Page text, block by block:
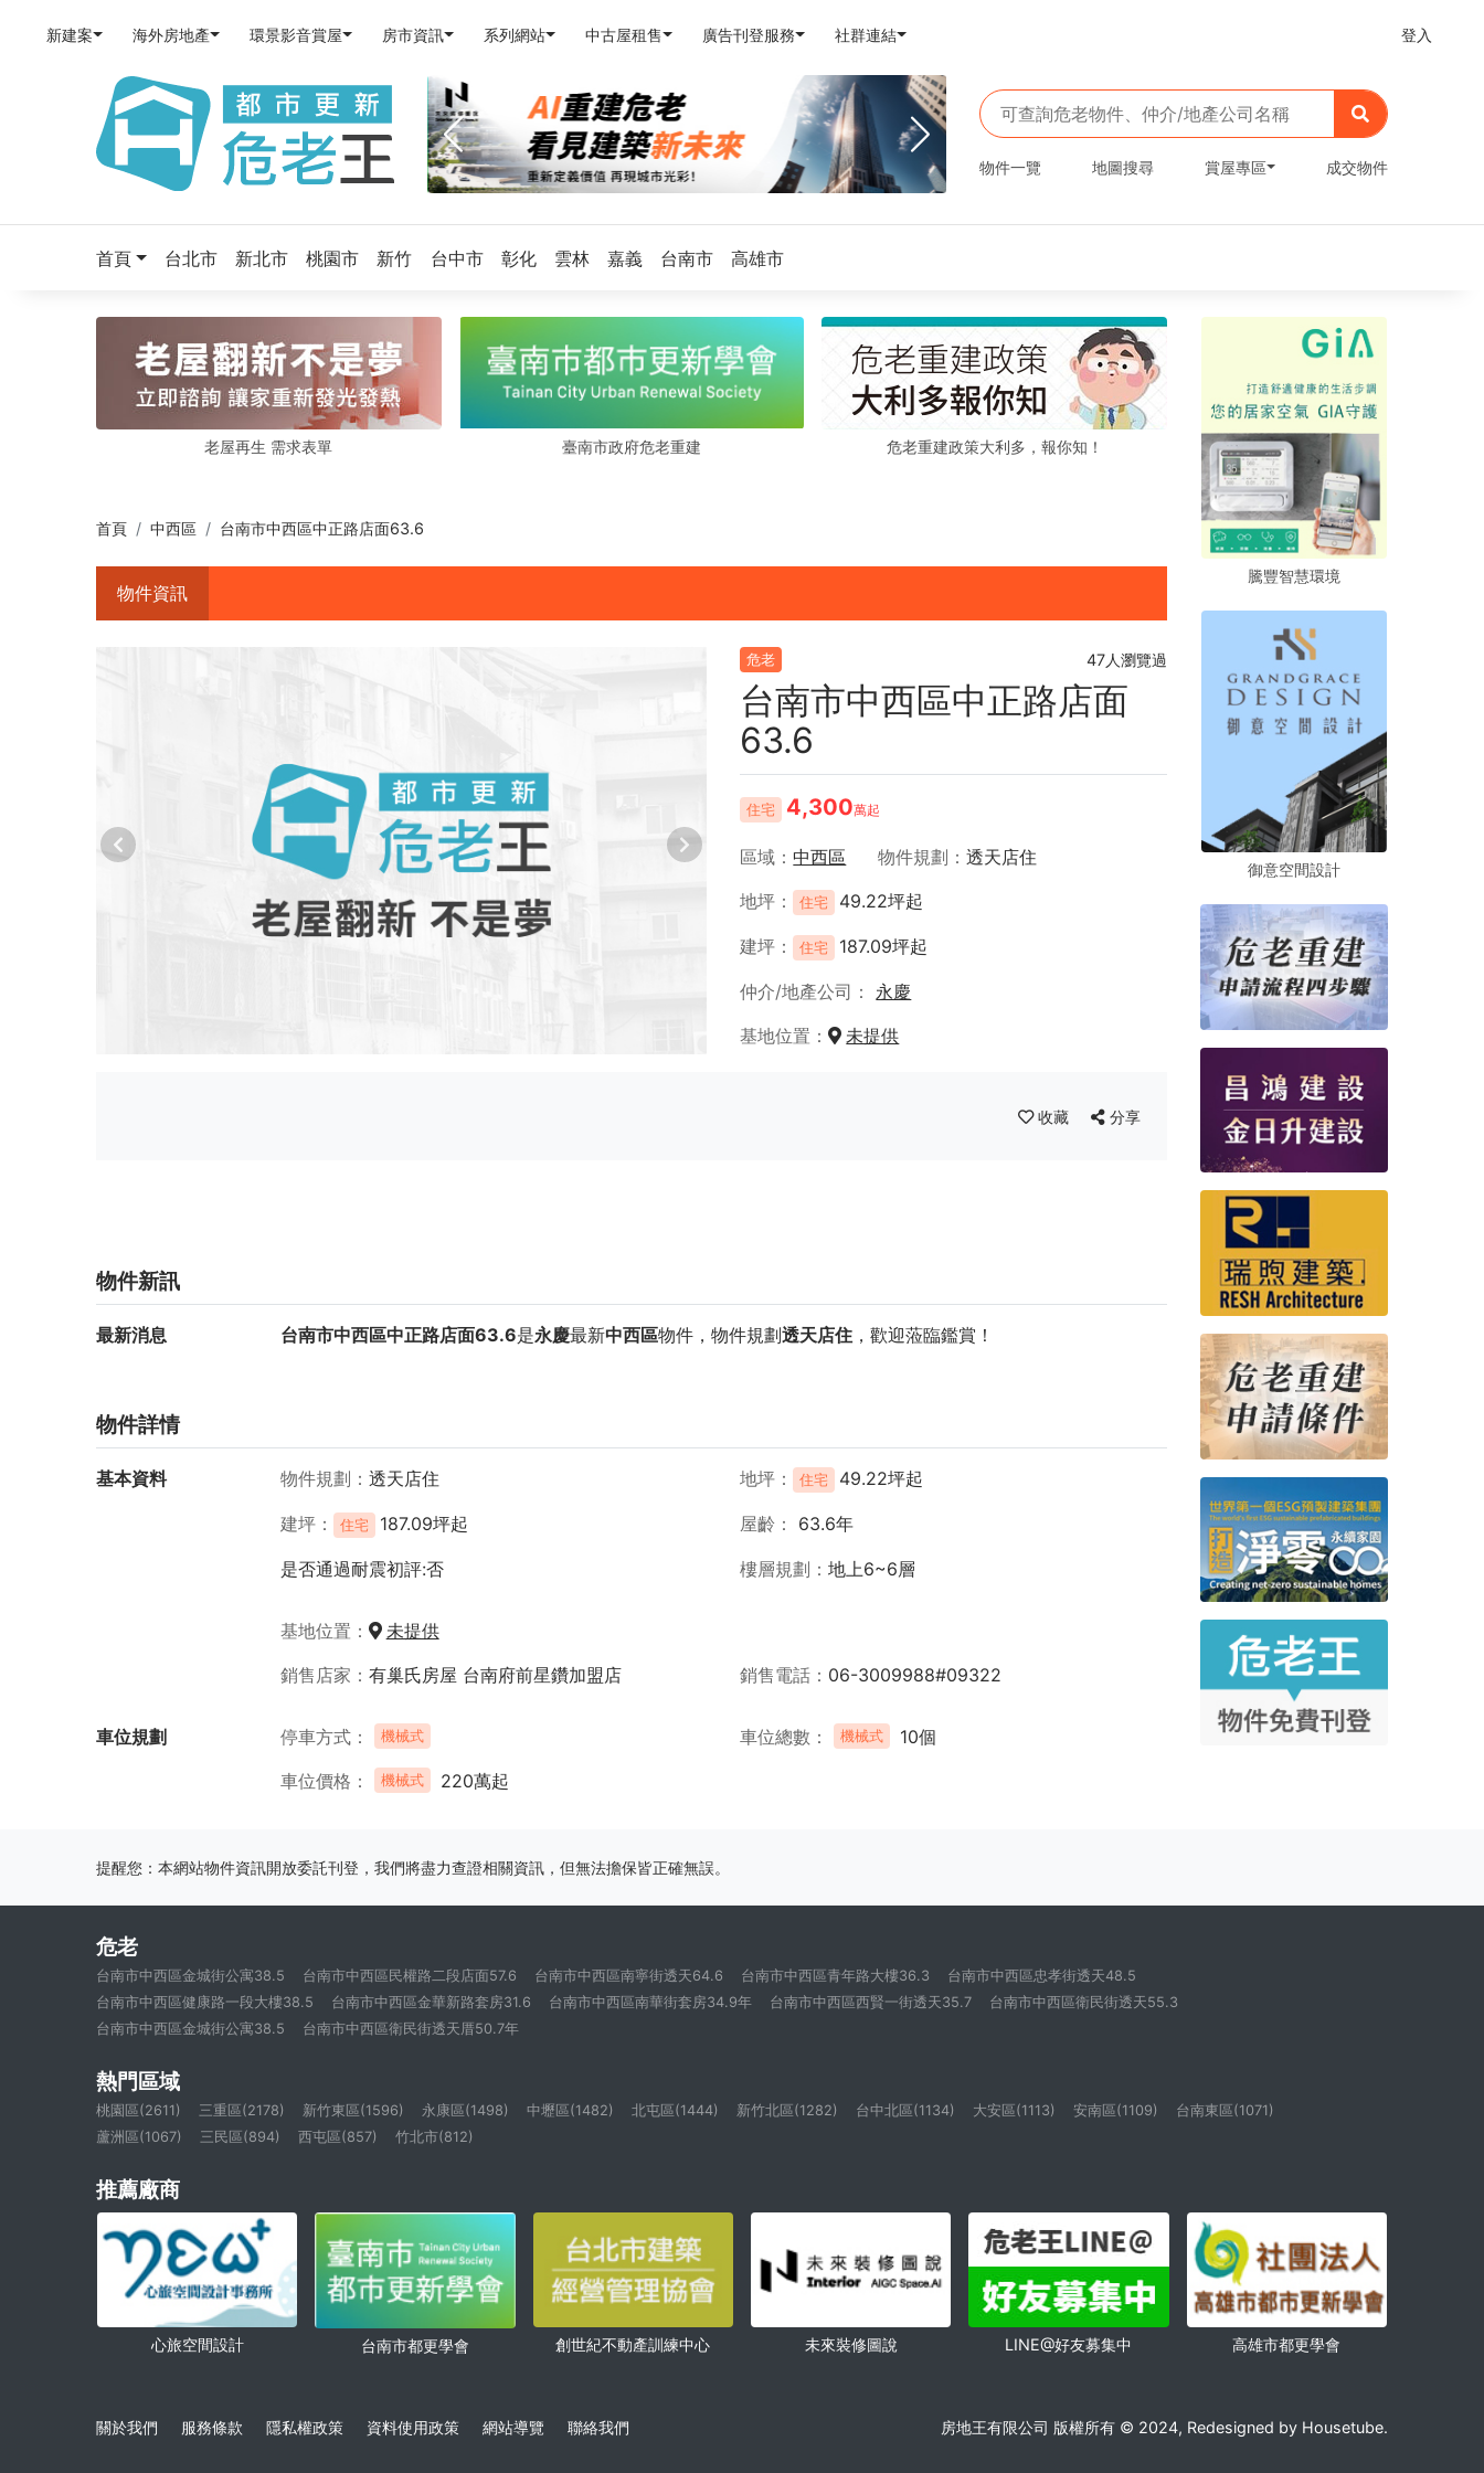
新建案 海外房地產 環景影音賞屋 房市資訊 系列網站 中古屋租售 廣告刊登服務 社群連結 登入
物件一覽 地圖搜尋 賞屋專區 成交物件
首頁 台北市 新北市 桃園市 新竹 台中市 彰化 雲林 嘉義 台南市 高雄市
老屋再生 需求表單 臺南市政府危老重建 危老重建政策大利多，報你知！
首頁 中西區 台南市中西區中正路店面63.6
物件資訊
危老 47人瀏覽過
台南市中西區中正路店面
63.6
住宅 4,300萬起
區域 中西區 物件規劃
透天店住
地坪
住宅 49.22坪起
建坪 住宅 187.09坪起
仲介/地產公司
永慶
基地位置
未提供
收藏 分享
物件新訊
最新消息 台南市中西區中正路店面63.6是永慶最新中西區物件，物件規劃透天店住，歡迎蒞臨鑑賞！
物件詳情
基本資料 物件規劃 透天店住 地坪 住宅 49.22坪起
建坪 住宅 187.09坪起 屋齡 63.6年
是否通過耐震初評:否 樓層規劃 地上6~6層
基地位置
未提供
銷售店家
有巢氏房屋 台南府前星鑽加盟店 銷售電話 06-3009988#09322
車位規劃 停車方式 機械式 車位總數 機械式
10個
車位價格
機械式 220萬起
騰豐智慧環境
騰豐智慧環境
騰豐智慧環境
御意空間設計
御意空間設計
御意空間設計
提醒您：本網站物件資訊開放委託刊登，我們將盡力查證相關資訊，但無法擔保皆正確無誤。
危老
台南市中西區金城街公寓38.5 台南市中西區民權路二段店面57.6 台南市中西區南寧街透天64.6 台南市中西區青年路大樓36.3
台南市中西區忠孝街透天48.5
台南市中西區健康路一段大樓38.5
台南市中西區金華新路套房31.6 台南市中西區南華街套房34.9年 台南市中西區西賢一街透天35.7
台南市中西區衛民街透天55.3
台南市中西區金城街公寓38.5
台南市中西區衛民街透天厝50.7年
熱門區域
桃園區(2611) 三重區(2178) 新竹東區(1596) 永康區(1498) 中壢區(1482) 北屯區(1444) 新竹北區(1282) 台中北區(1134) 大安區(1113) 安南區(1109)
台南東區(1071)
蘆洲區(1067)
三民區(894) 西屯區(857) 竹北市(812)
推薦廠商
心旅空間設計 台南市都更學會 創世紀不動產訓練中心 未來裝修圖說 LINE@好友募集中 高雄市都更學會
關於我們 服務條款 隱私權政策 資料使用政策 網站導覽 聯絡我們 房地王有限公司 版權所有 © 2024, Redesigned by Housetube.